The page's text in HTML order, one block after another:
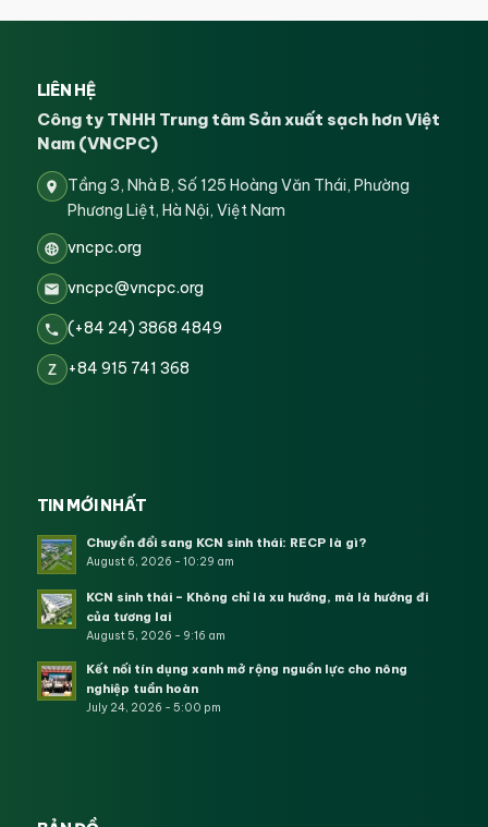
LIÊN HỆ
Công ty TNHH Trung tâm Sản xuất sạch hơn Việt
Nam (VNCPC)
Tầng 3, Nhà B, Số 125 Hoàng Văn Thái, Phường
Phương Liệt, Hà Nội, Việt Nam
vncpc.org
vncpc@vncpc.org
(+84 24) 3868 4849
Z +84 915 741 368
TIN MỚI NHẤT
Chuyển đổi sang KCN sinh thái: RECP là gì?
August 6, 2026 - 10:29 am
KCN sinh thái – Không chỉ là xu hướng, mà là hướng đi
của tương lai
August 5, 2026 - 9:16 am
Kết nối tín dụng xanh mở rộng nguồn lực cho nông
nghiệp tuần hoàn
July 24, 2026 - 5:00 pm